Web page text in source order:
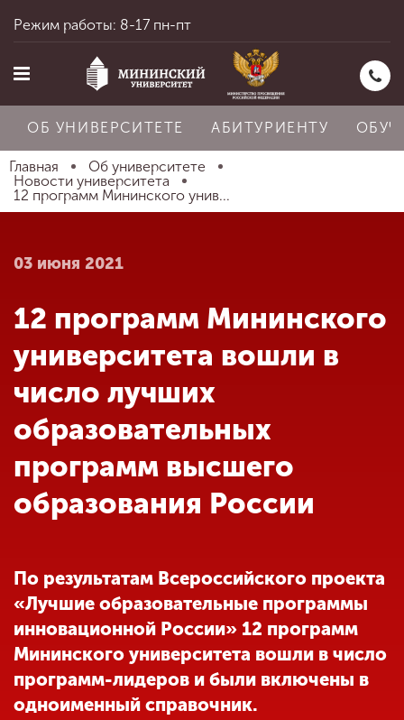
Главная
Абитуриенту
Обучение
Наука
Другие виды
деятельности
Студенческая жизнь
Режим работы: 8-17 пн-пт
ОБ УНИВЕРСИТЕТЕ АБИТУРИЕНТУ
Главная
Об университете
Новости университета
12 программ Мининского унив...
03 июня 2021
12 программ Мининского
университета вошли в
число лучших
образовательных
программ высшего
образования России
По результатам Всероссийского проекта
«Лучшие образовательные программы
инновационной России» 12 программ
Мининского университета вошли в число
программ-лидеров и были включены в
одноименный справочник.